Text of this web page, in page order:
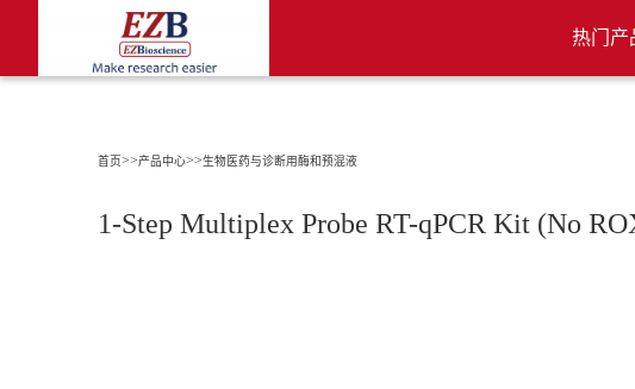
热门产
首页>>产品中心>>生物医药与诊断用酶和预混液
1-Step Multiplex Probe RT-qPCR Kit (No